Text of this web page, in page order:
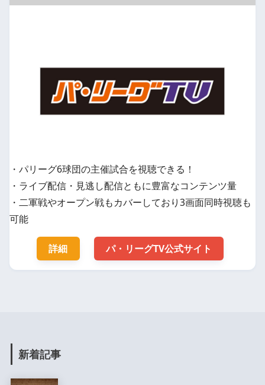
・パリーグ6球団の主催試合を視聴できる！
・ライブ配信・見逃し配信ともに豊富なコンテンツ量
・二軍戦やオープン戦もカバーしており3画面同時視聴も
可能
詳細 パ・リーグTV公式サイト
新着記事